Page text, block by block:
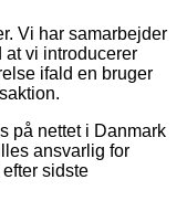
Vi har samarbejder
at vi introducerer
ifald en bruger
på nettet i Danmark
ansvarlig for
sidste